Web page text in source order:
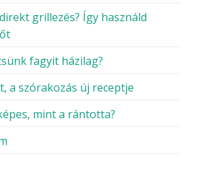
grillezés? Így használd
fagyit házilag?
a szórakozás új receptje
mint a rántotta?